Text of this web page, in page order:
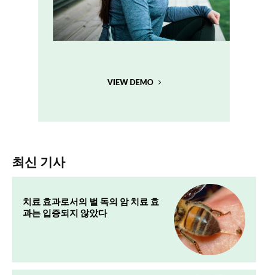
최신 기사
치료 효과로서의 벌 독의 암 치료 효
과는 입증되지 않았다